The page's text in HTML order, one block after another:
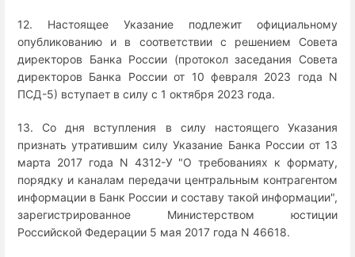
12. Настоящее Указание подлежит официальному
опубликованию и в соответствии с решением Совета
директоров Банка России (протокол заседания Совета
директоров Банка России от 10 февраля 2023 года N
ПСД-5) вступает в силу с 1 октября 2023 года.
13. Со дня вступления в силу настоящего Указания
признать утратившим силу Указание Банка России от 13
марта 2017 года N 4312-У "О требованиях к формату,
порядку и каналам передачи центральным контрагентом
информации в Банк России и составу такой информации",
зарегистрированное Министерством юстиции
Российской Федерации 5 мая 2017 года N 46618.